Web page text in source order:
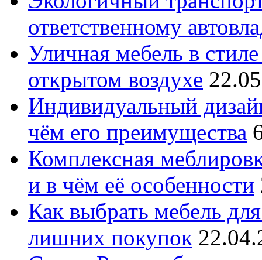
ответственному
Уличная мебель в
открытом воздухе
Индивидуальный
чём его преимущества
Комплексная
и в чём её особенности
Как выбрать мебель
лишних покупок